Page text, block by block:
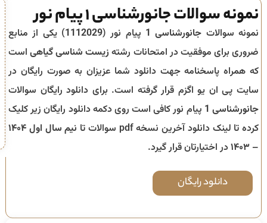
نمونه سوالات جانورشناسی 1 پیام نور
نمونه سوالات جانورشناسی 1 پیام نور (1112029) یکی از منابع
ضروری برای موفقیت در امتحانات رشته زیست شناسی گیاهیاست
که همراه پاسخنامه جهت دانلود شما عزیزان به صورت رایگان در
سایت پی ان یو اگزم قرار گرفته است. برای دانلود رایگان سوالات
جانورشناسی 1
پیام نور کافی است روی دکمه دانلود رایگان زیر کلیک
کرده تا لینک دانلود آخرین نسخه pdf سوالات تا
نیم سال اول ۱۴۰۴
– ۱۴۰۳
در اختیارتان قرار گیرد.
دانلود رایگان